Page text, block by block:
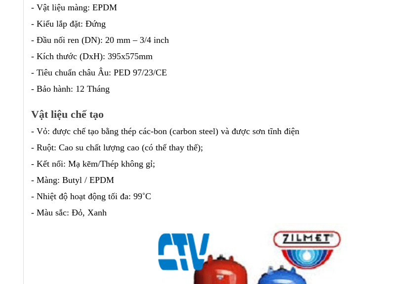
- Vật liệu màng: EPDM
- Kiểu lắp đặt: Đứng
- Đầu nối ren (DN): 20 mm – 3/4 inch
- Kích thước (DxH): 395x575mm
- Tiêu chuẩn châu Âu: PED 97/23/CE
- Bảo hành: 12 Tháng
Vật liệu chế tạo
- Vỏ: được chế tạo bằng thép các-bon (carbon steel) và được sơn tĩnh điện
- Ruột: Cao su chất lượng cao (có thể thay thế);
- Kết nối: Mạ kẽm/Thép không gỉ;
- Màng: Butyl / EPDM
- Nhiệt độ hoạt động tối đa: 99˚C
- Màu sắc: Đỏ, Xanh